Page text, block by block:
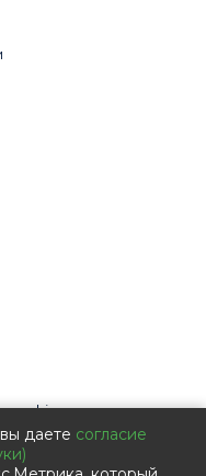
cookies
помощью сервиса
даете согласие